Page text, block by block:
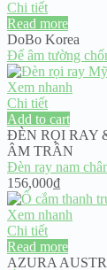
Chi tiết
Read more
DoBo Korea
Đế âm tường
Xem nhanh
Chi tiết
Add to cart
ĐÈN RỌI RAY
ÂM TRẦN
Đèn ray nam
156,000₫
Xem nhanh
Chi tiết
Read more
AZURA